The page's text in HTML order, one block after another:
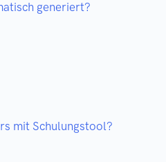
generiert?
mit Schulungstool?